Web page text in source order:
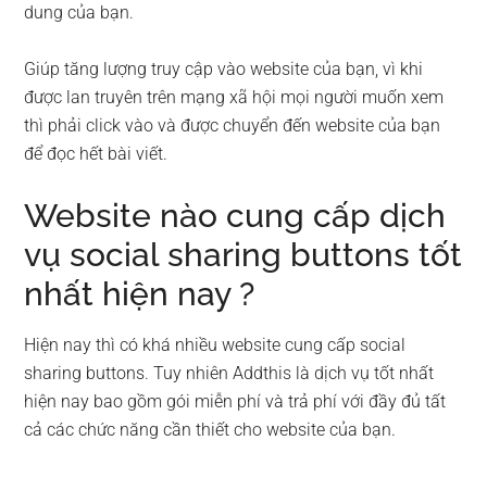
dung của bạn.
Giúp tăng lượng truy cập vào website của bạn, vì khi
được lan truyên trên mạng xã hội mọi người muốn xem
thì phải click vào và được chuyển đến website của bạn
để đọc hết bài viết.
Website nào cung cấp dịch
vụ social sharing buttons tốt
nhất hiện nay ?
Hiện nay thì có khá nhiều website cung cấp social
sharing buttons. Tuy nhiên Addthis là dịch vụ tốt nhất
hiện nay bao gồm gói miễn phí và trả phí với đầy đủ tất
cả các chức năng cần thiết cho website của bạn.